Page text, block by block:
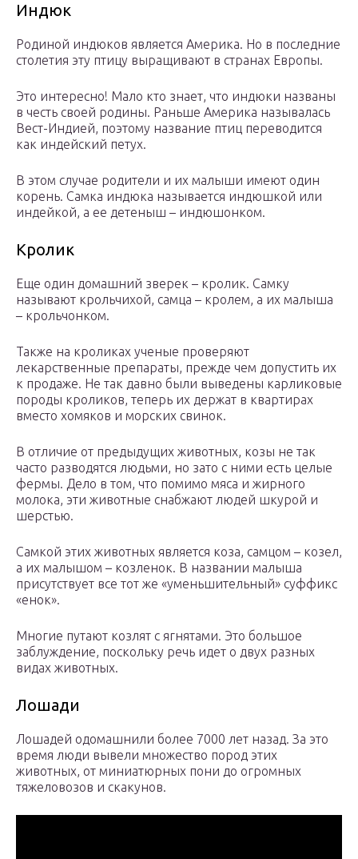
Индюк
Родиной индюков является Америка. Но в последние
столетия эту птицу выращивают в странах Европы.
Это интересно! Мало кто знает, что индюки названы
в честь своей родины. Раньше Америка называлась
Вест-Индией, поэтому название птиц переводится
как индейский петух.
В этом случае родители и их малыши имеют один
корень. Самка индюка называется индюшкой или
индейкой, а ее детеныш – индюшонком.
Кролик
Еще один домашний зверек – кролик. Самку
называют крольчихой, самца – кролем, а их малыша
– крольчонком.
Также на кроликах ученые проверяют
лекарственные препараты, прежде чем допустить их
к продаже. Не так давно были выведены карликовые
породы кроликов, теперь их держат в квартирах
вместо хомяков и морских свинок.
В отличие от предыдущих животных, козы не так
часто разводятся людьми, но зато с ними есть целые
фермы. Дело в том, что помимо мяса и жирного
молока, эти животные снабжают людей шкурой и
шерстью.
Самкой этих животных является коза, самцом – козел,
а их малышом – козленок. В названии малыша
присутствует все тот же «уменьшительный» суффикс
«енок».
Многие путают козлят с ягнятами. Это большое
заблуждение, поскольку речь идет о двух разных
видах животных.
Лошади
Лошадей одомашнили более 7000 лет назад. За это
время люди вывели множество пород этих
животных, от миниатюрных пони до огромных
тяжеловозов и скакунов.